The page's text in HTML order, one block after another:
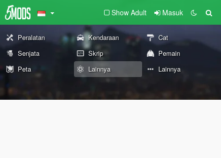
Show Adult Masuk
Peralatan Kendaraan
Cat
Senjata
Skrip
Pemain
Peta
Lainnya Lainnya